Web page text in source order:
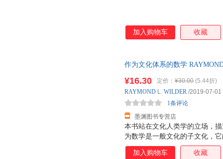
加入购物车 收藏
作为文化体系的数学
本书站在文化人类学的立场，
为数学是一般文化的子文化，
的各个成分当成一种向量，这
晰地分析和理解支配数学学科
¥16.30 定价： ¥30.00 (5.44折)
墨渊图书专营店
1条评论
RAYMOND L. WILDER /2019-07-01
加入购物车 收藏